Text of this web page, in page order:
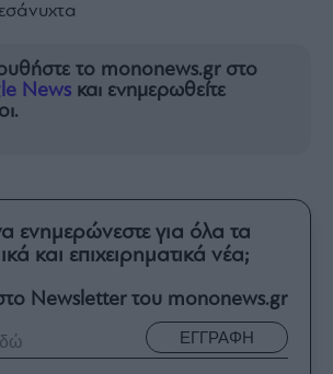
το mononews.gr στο
News και ενημερωθείτε
ενημερώνεστε για όλα τα
και επιχειρηματικά νέα;
Newsletter του mononews.gr
ΕΓΓΡΑΦΗ